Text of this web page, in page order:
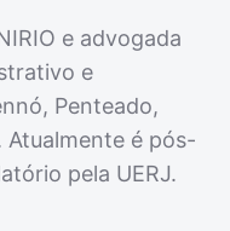
e advogada
e
Penteado,
Atualmente é pós-
pela UERJ.